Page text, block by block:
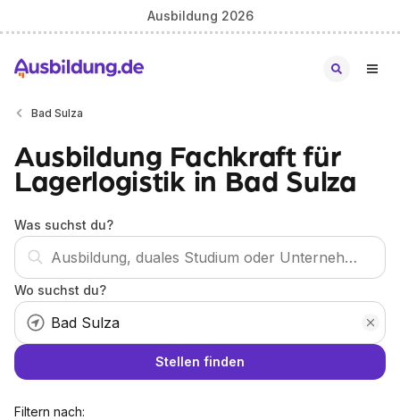
Ausbildung 2026
Bad Sulza
Ausbildung Fachkraft für
Lagerlogistik in Bad Sulza
Was suchst du?
Wo suchst du?
Stellen finden
Filtern nach: